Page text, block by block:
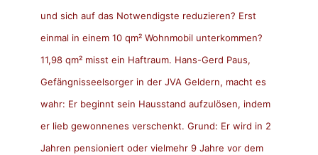
und sich auf das Notwendigste reduzieren? Erst
einmal in einem 10 qm² Wohnmobil unterkommen?
11,98 qm² misst ein Haftraum. Hans-Gerd Paus,
Gefängnisseelsorger in der JVA Geldern, macht es
wahr: Er beginnt sein Hausstand aufzulösen, indem
er lieb gewonnenes verschenkt. Grund: Er wird in 2
Jahren pensioniert oder vielmehr 9 Jahre vor dem